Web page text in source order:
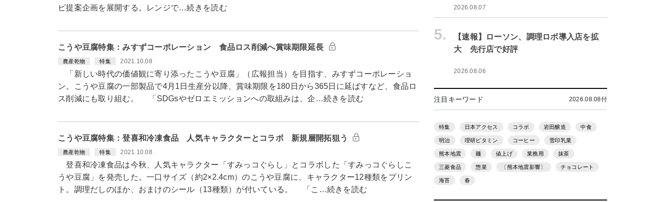
ピ提案企画を展開する。レンジで…続きを読む
こうや豆腐特集：みすずコーポレーション 食品ロス削減へ賞味期限延長
農産乾物 特集 2021.10.08
「新しい時代の価値観に寄り添ったこうや豆腐」（広報担当）を目指す、みすずコーポレーショ
ン。こうや豆腐の一部製品で4月1日生産分以降、賞味期限を180日から365日に延ばすなど、食品ロ
ス削減にも取り組む。 「SDGsやゼロエミッションへの取組みは、企…続きを読む
こうや豆腐特集：登喜和冷凍食品 人気キャラクターとコラボ 新規層開拓狙う
農産乾物 特集 2021.10.08
登喜和冷凍食品は今秋、人気キャラクター「すみっコぐらし」とコラボした「すみっコぐらしこ
うや豆腐」を発売した。一口サイズ（約2×2.4cm）のこうや豆腐に、キャラクター12種類をプリン
ト。調理だしのほか、おまけのシール（13種類）が付いている。 「こ…続きを読む
2026.08.07
5.
【速報】ローソン、調理ロボ導入店を拡
大 先行店で好評
2026.08.06
注目キーワード 2026.08.08付
特集 日本アクセス コラボ 岩田醸造 中食
明治 理研ビタミン コーヒー 雪印乳業
熊本地震 麺 値上げ 業務用 抹茶
三菱食品 惣菜 〔熊本地震影響〕 チョコレート
海苔 春